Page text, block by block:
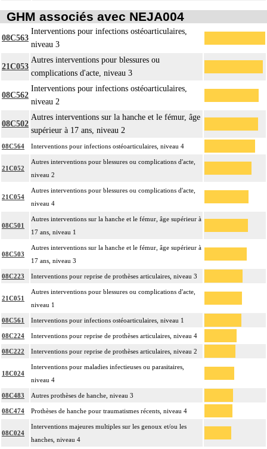
GHM associés avec NEJA004
08C563
Interventions pour infections ostéoarticulaires,
niveau 3
21C053
Autres interventions pour blessures ou
complications d'acte, niveau 3
08C562
Interventions pour infections ostéoarticulaires,
niveau 2
08C502
Autres interventions sur la hanche et le fémur, âge
supérieur à 17 ans, niveau 2
08C564 Interventions pour infections ostéoarticulaires, niveau 4
21C052
Autres interventions pour blessures ou complications d'acte,
niveau 2
21C054
Autres interventions pour blessures ou complications d'acte,
niveau 4
08C501
Autres interventions sur la hanche et le fémur, âge supérieur à
17 ans, niveau 1
08C503
Autres interventions sur la hanche et le fémur, âge supérieur à
17 ans, niveau 3
08C223 Interventions pour reprise de prothèses articulaires, niveau 3
21C051
Autres interventions pour blessures ou complications d'acte,
niveau 1
08C561 Interventions pour infections ostéoarticulaires, niveau 1
08C224 Interventions pour reprise de prothèses articulaires, niveau 4
08C222 Interventions pour reprise de prothèses articulaires, niveau 2
18C024
Interventions pour maladies infectieuses ou parasitaires,
niveau 4
08C483 Autres prothèses de hanche, niveau 3
08C474 Prothèses de hanche pour traumatismes récents, niveau 4
08C024
Interventions majeures multiples sur les genoux et/ou les
hanches, niveau 4